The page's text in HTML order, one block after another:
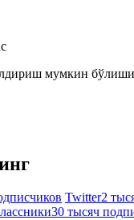
мумкин
Twitter2
30 тысяч